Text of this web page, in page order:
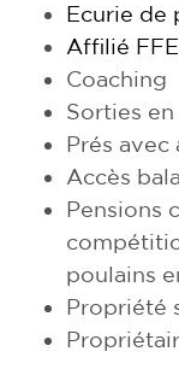
Ecurie de
Affilié FFE
Coaching
Sorties
Prés avec
Accès
Pensions
poulains
Propriété